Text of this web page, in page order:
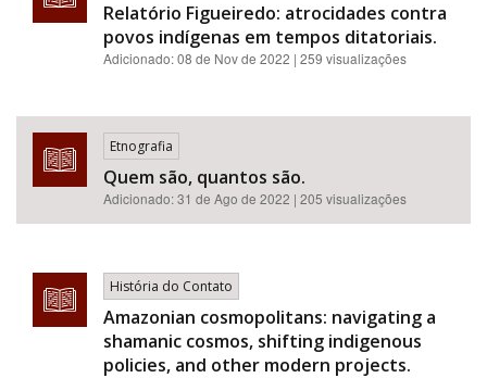
Relatório Figueiredo: atrocidades contra
povos indígenas em tempos ditatoriais.
Adicionado:08 de Nov de 2022 | 259 visualizações
Etnografia
Quem são, quantos são.
Adicionado:31 de Ago de 2022 | 205 visualizações
História do Contato
Amazonian cosmopolitans: navigating a
shamanic cosmos, shifting indigenous
policies, and other modern projects.